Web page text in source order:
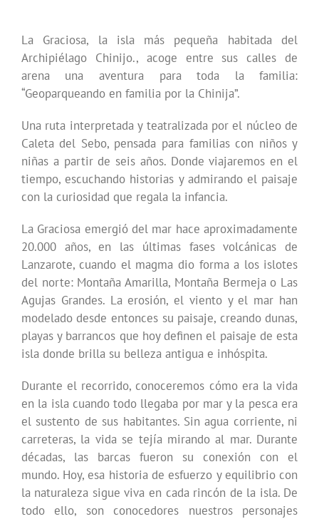
La Graciosa, la isla más pequeña habitada del
Archipiélago Chinijo., acoge entre sus calles de
arena una aventura para toda la familia:
“Geoparqueando en familia por la Chinija”.
Una ruta interpretada y teatralizada por el núcleo de
Caleta del Sebo, pensada para familias con niños y
niñas a partir de seis años. Donde viajaremos en el
tiempo, escuchando historias y admirando el paisaje
con la curiosidad que regala la infancia.
La Graciosa emergió del mar hace aproximadamente
20.000 años, en las últimas fases volcánicas de
Lanzarote, cuando el magma dio forma a los islotes
del norte: Montaña Amarilla, Montaña Bermeja o Las
Agujas Grandes. La erosión, el viento y el mar han
modelado desde entonces su paisaje, creando dunas,
playas y barrancos que hoy definen el paisaje de esta
isla donde brilla su belleza antigua e inhóspita.
Durante el recorrido, conoceremos cómo era la vida
en la isla cuando todo llegaba por mar y la pesca era
el sustento de sus habitantes. Sin agua corriente, ni
carreteras, la vida se tejía mirando al mar. Durante
décadas, las barcas fueron su conexión con el
mundo. Hoy, esa historia de esfuerzo y equilibrio con
la naturaleza sigue viva en cada rincón de la isla. De
todo ello, son conocedores nuestros personajes